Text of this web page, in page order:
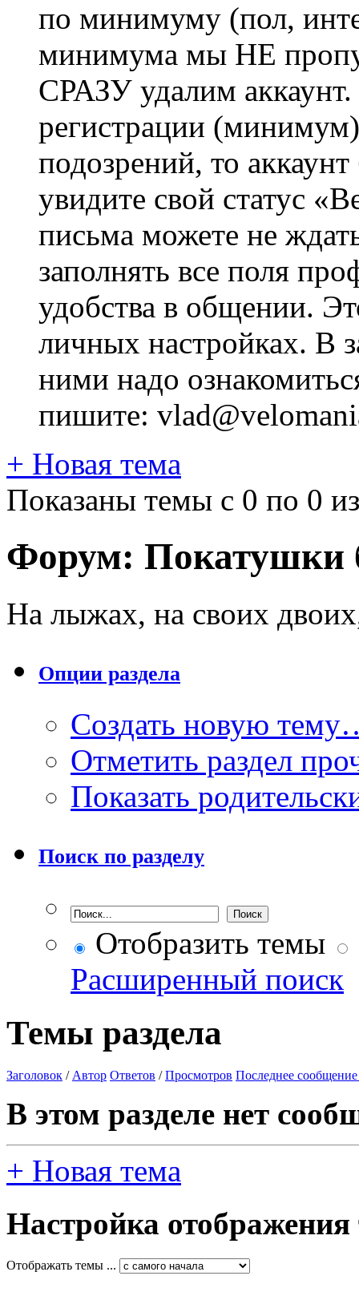
по минимуму (пол,
минимума мы НЕ
СРАЗУ удалим
регистрации
подозрений, то
увидите свой статус
письма можете не
заполнять все поля
удобства в общении.
личных настройках. В
ними надо
пишите:
+ Новая тема
Показаны темы с 0 по 0
Форум: Покатушки
На лыжах, на своих
Опции раздела
Создать новую
Отметить раздел
Показать
Поиск по разделу
Отобразить темы
Расширенный поиск
Темы раздела
Заголовок / Автор Ответов /Просмотров Последнее сообщение
В этом разделе нет
+ Новая тема
Настройка отображения
Отображать темы ...